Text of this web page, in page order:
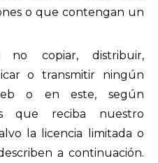
o que contengan un
no copiar, distribuir,
o transmitir ningún
o en este, según
que reciba nuestro
la licencia limitada o
a continuación.